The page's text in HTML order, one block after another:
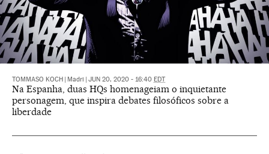
TOMMASO KOCH Madri JUN 20, 2020 - 16:40 EDT
Na Espanha, duas HQs homenageiam o inquietante
personagem, que inspira debates filosóficos sobre a
liberdade